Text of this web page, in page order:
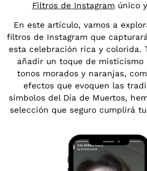
Filtros de Instagram único
En este artículo, vamos a
filtros de Instagram que
esta celebración rica y colorida.
añadir un toque de misticismo
tonos morados y naranjas,
efectos que evoquen las
símbolos del Día de Muertos,
selección que seguro cumplirá